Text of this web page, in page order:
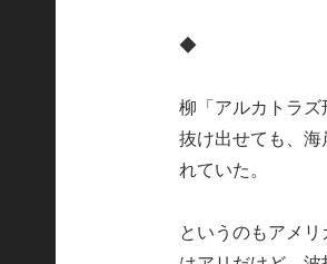
◆
柳「アルカトラ
抜け出せても、
れていた。
というのもアメ